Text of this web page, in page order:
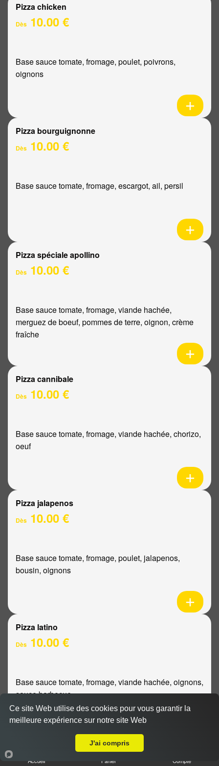
Pizza chicken
Dès 10.00 €
Base sauce tomate, fromage, poulet, poivrons,
oignons
Pizza bourguignonne
Dès 10.00 €
Base sauce tomate, fromage, escargot, ail, persil
Pizza spéciale apollino
Dès 10.00 €
Base sauce tomate, fromage, viande hachée,
merguez de boeuf, pommes de terre, oignon, crème
fraîche
Pizza cannibale
Dès 10.00 €
Base sauce tomate, fromage, viande hachée, chorizo,
oeuf
Pizza jalapenos
Dès 10.00 €
Base sauce tomate, fromage, poulet, jalapenos,
bousin, oignons
Pizza latino
Dès 10.00 €
Base sauce tomate, fromage, viande hachée, oignons,
sauce barbecue
Accueil Panier Compte
Ce site Web utilise des cookies pour vous garantir la
meilleure expérience sur notre site Web
J'ai compris